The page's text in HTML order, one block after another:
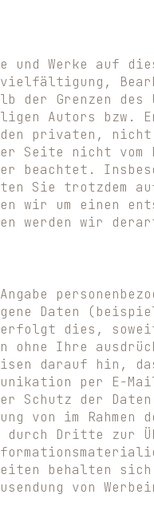
Werke auf
der Grenzen des
Autors bzw.
privaten, nicht
Seite nicht vom
beachtet.
Sie trotzdem
wir um einen
werden wir
Daten
erfolgt dies,
Ihre
darauf hin,
per E-
Schutz der Daten
von im Rahmen
Dritte zur
behalten
von